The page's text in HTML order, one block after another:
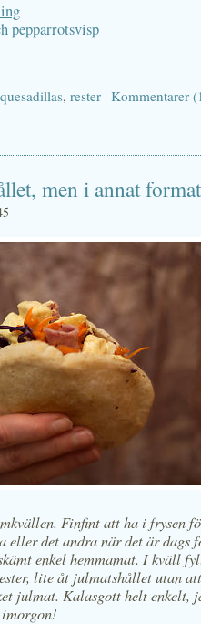
pepparrotsvisp
quesadillas, rester | Kommentarer
men i annat format
Finfint att ha i frysen
eller det andra när det är dags
enkel hemmamat. I kväll
lite åt julmatshållet utan
julmat. Kalasgott helt enkelt,